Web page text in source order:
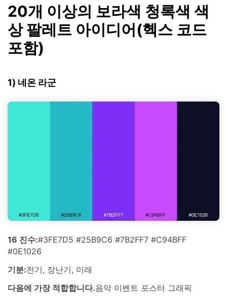
20개 이상의 보라색 청록색 색
상 팔레트 아이디어(헥스 코드
포함)
1) 네온 라군
16 진수:#3FE7D5 #25B9C6 #7B2FF7 #C94BFF
#0E1026
기분:전기, 장난기, 미래
다음에 가장 적합합니다.음악 이벤트 포스터 그래픽